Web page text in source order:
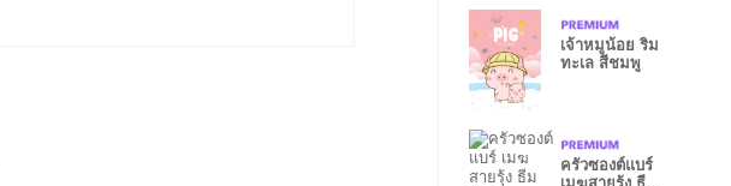
เจ้าหมูน้อย ริม
ทะเล สีชมพู
ครัวซองต์แบร์